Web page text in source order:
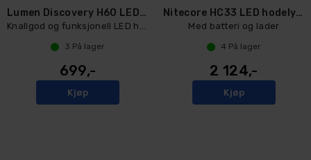
Lumen Discovery H60 LED hodelykt
Knallgod og funksjonell LED hodelykt
3 På lager
699,-
Kjøp
Nitecore HC33 LED hodelykt
Med batteri og lader
4 På lager
2 124,-
Kjøp